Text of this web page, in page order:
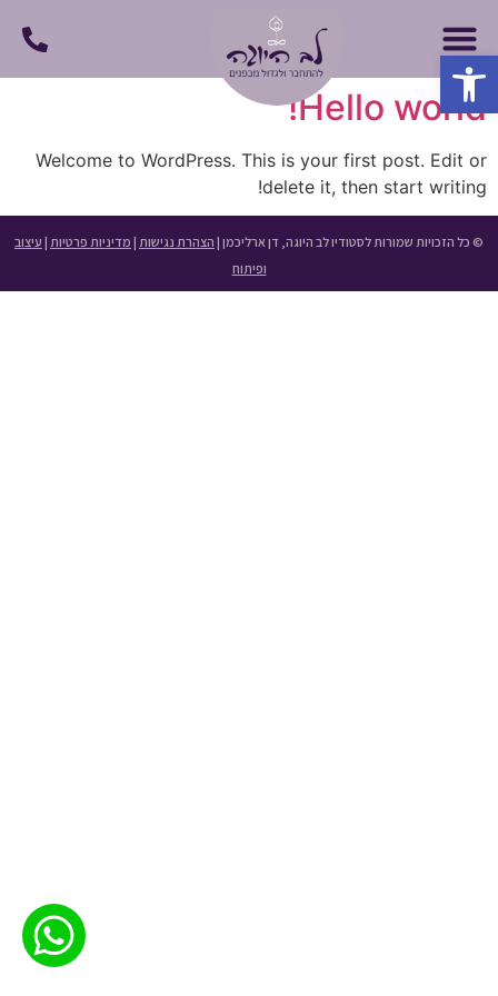
פתח סרגל נגישות
Hello world!
Welcome to WordPress. This is your first post. Edit or
delete it, then start writing!
© כל הזכויות שמורות לסטודיו לב היוגה, דן ארליכמן | הצהרת נגישות | מדיניות פרטיות | עיצוב
ופיתוח